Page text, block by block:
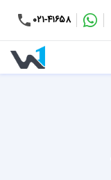
۰۲۱-۴۱۶۵۸
+۹۸-کاتالوگ